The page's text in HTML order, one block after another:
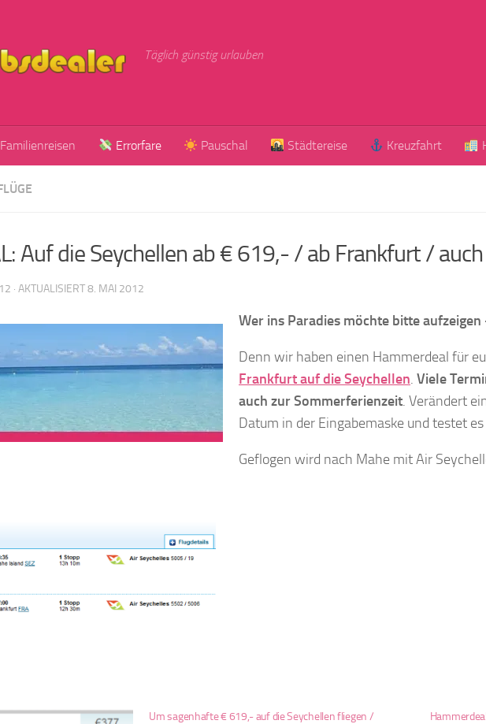
Täglich günstig urlauben
Familienreisen Errorfare Pauschal Städtereise Kreuzfahrt
Auf die Seychellen ab € 619,- / ab Frankfurt /
· AKTUALISIERT8. MAI 2012
Wer ins Paradies möchte bitte
Denn wir haben einen Hammerdeal für
Frankfurt auf die Seychellen. Viele
auch zur Sommerferienzeit. Verändert
Datum in der Eingabemaske und testet
Geflogen wird nach Mahe mit Air
Um sagenhafte € 619,- auf die Seychellen fliegen /